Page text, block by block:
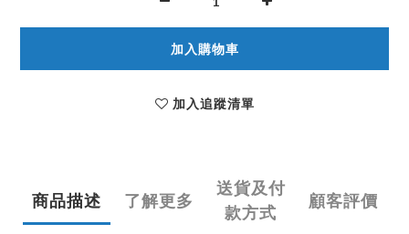
加入購物車
加入追蹤清單
商品描述 了解更多
送貨及付
款方式
顧客評價